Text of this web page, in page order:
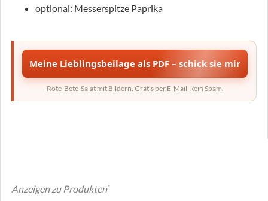
optional: Messerspitze Paprika
Meine Lieblingsbeilage als PDF – schick sie mir
Rote-Bete-Salat mit Bildern. Gratis per E-Mail, kein Spam.
Anzeigen zu Produkten*